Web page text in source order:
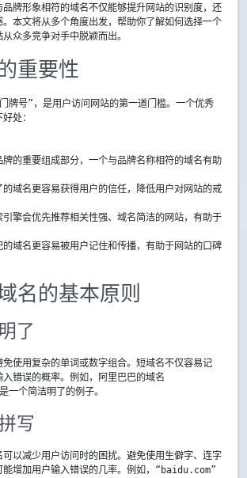
牌形象相符的域名不仅能够提升网站的识别度，还
。本文将从多个角度出发，帮助你了解如何选择一个
众多竞争对手中脱颖而出。
重要性
牌号”，是用户访问网站的第一道门槛。一个优秀
处：
牌的重要组成部分，一个与品牌名称相符的域名有助于提
的域名更容易获得用户的信任，降低用户对网站的戒备心
引擎会优先推荐相关性强、域名简洁的网站，有助于提升
的域名更容易被用户记住和传播，有助于网站的口碑营销
名的基本原则
了
使用复杂的单词或数字组合。短域名不仅容易记
错误的概率。例如，阿里巴巴的域名
个简洁明了的例子。
写
以减少用户访问时的困扰。避免使用生僻字、连字
能增加用户输入错误的几率。例如，“baidu.com”